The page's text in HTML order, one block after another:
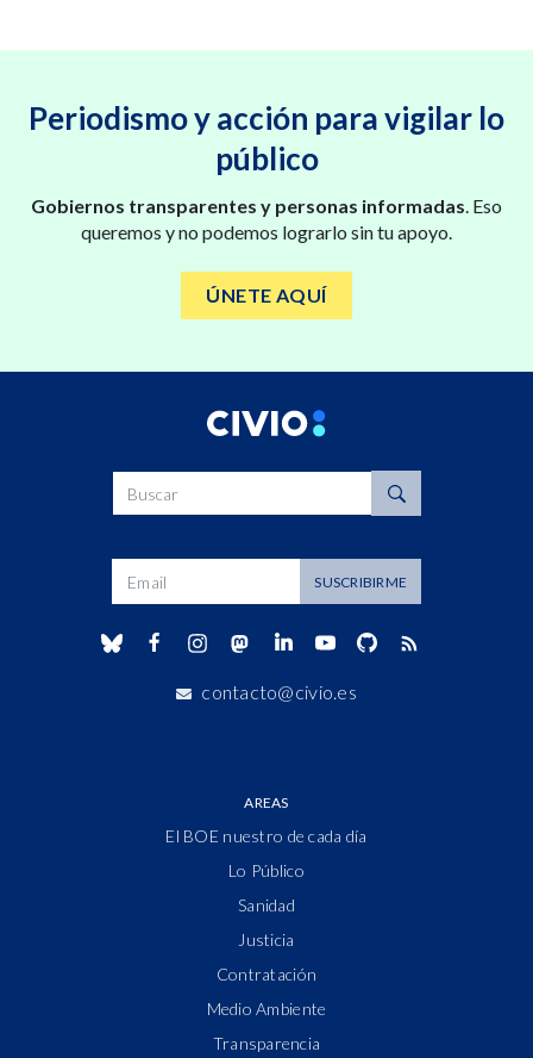
Periodismo y acción para vigilar lo
público
Gobiernos transparentes y personas informadas. Eso
queremos y no podemos lograrlo sin tu apoyo.
ÚNETE AQUÍ
SUSCRIBIRME
contacto@civio.es
AREAS
El BOE nuestro de cada día
Lo Público
Sanidad
Justicia
Contratación
Medio Ambiente
Transparencia